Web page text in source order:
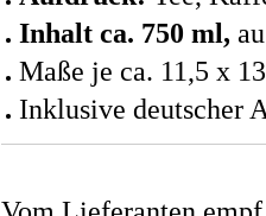
Inhalt ca. 750 ml,
Maße je ca. 11,5 x
Inklusive deutscher